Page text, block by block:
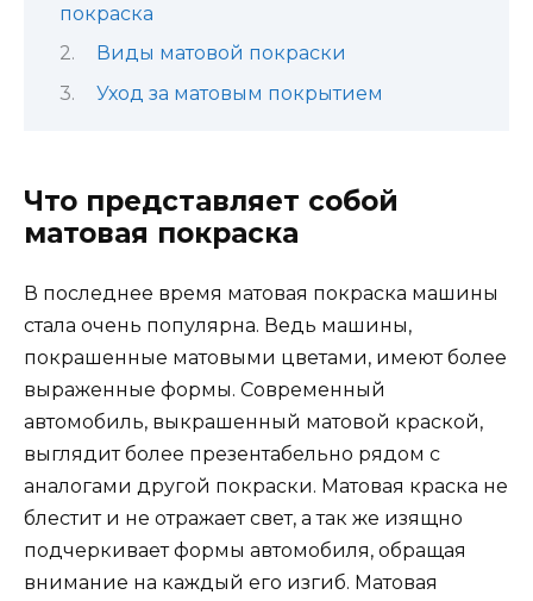
покраска
Виды матовой покраски
Уход за матовым покрытием
Что представляет собой
матовая покраска
В последнее время матовая покраска машины
стала очень популярна. Ведь машины,
покрашенные матовыми цветами, имеют более
выраженные формы. Современный
автомобиль, выкрашенный матовой краской,
выглядит более презентабельно рядом с
аналогами другой покраски. Матовая краска не
блестит и не отражает свет, а так же изящно
подчеркивает формы автомобиля, обращая
внимание на каждый его изгиб. Матовая